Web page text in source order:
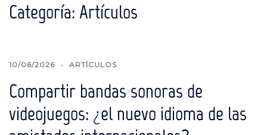
Categoría: Artículos
10/06/2026 ARTÍCULOS
Compartir bandas sonoras de
videojuegos: ¿el nuevo idioma de las